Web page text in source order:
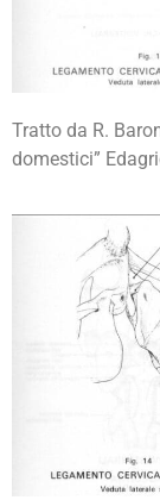
Tratto da R.
domestici”